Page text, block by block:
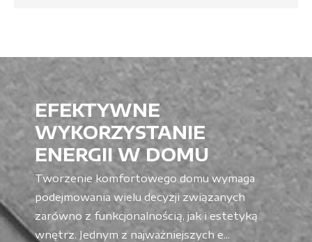
EFEKTYWNE
WYKORZYSTANIE
ENERGII W DOMU
Tworzenie komfortowego domu wymaga
podejmowania wielu decyzji związanych
zarówno z funkcjonalnością, jak i estetyką
wnętrz. Jednym z najważniejszych e...